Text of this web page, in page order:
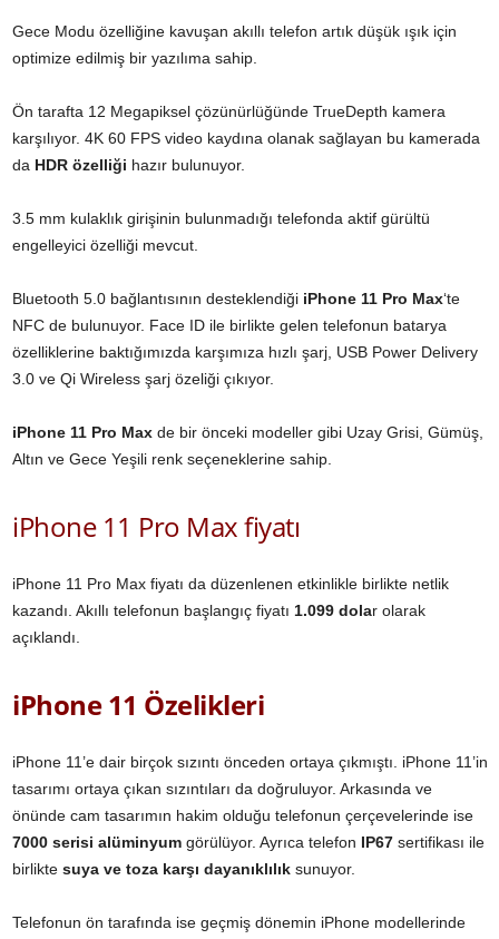
Gece Modu özelliğine kavuşan akıllı telefon artık düşük ışık için
optimize edilmiş bir yazılıma sahip.
Ön tarafta 12 Megapiksel çözünürlüğünde TrueDepth kamera
karşılıyor. 4K 60 FPS video kaydına olanak sağlayan bu kamerada
da HDR özelliği hazır bulunuyor.
3.5 mm kulaklık girişinin bulunmadığı telefonda aktif gürültü
engelleyici özelliği mevcut.
Bluetooth 5.0 bağlantısının desteklendiği iPhone 11 Pro Max‘te
NFC de bulunuyor. Face ID ile birlikte gelen telefonun batarya
özelliklerine baktığımızda karşımıza hızlı şarj, USB Power Delivery
3.0 ve Qi Wireless şarj özeliği çıkıyor.
iPhone 11 Pro Max de bir önceki modeller gibi Uzay Grisi, Gümüş,
Altın ve Gece Yeşili renk seçeneklerine sahip.
iPhone 11 Pro Max fiyatı
iPhone 11 Pro Max fiyatı da düzenlenen etkinlikle birlikte netlik
kazandı. Akıllı telefonun başlangıç fiyatı 1.099 dolar olarak
açıklandı.
iPhone 11 Özelikleri
iPhone 11’e dair birçok sızıntı önceden ortaya çıkmıştı. iPhone 11’in
tasarımı ortaya çıkan sızıntıları da doğruluyor. Arkasında ve
önünde cam tasarımın hakim olduğu telefonun çerçevelerinde ise
7000 serisi alüminyum görülüyor. Ayrıca telefon IP67 sertifikası ile
birlikte suya ve toza karşı dayanıklılık sunuyor.
Telefonun ön tarafında ise geçmiş dönemin iPhone modellerinde